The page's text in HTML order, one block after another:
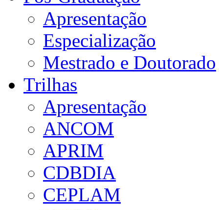
Apresentação
Especialização
Mestrado e Doutorado
Trilhas
Apresentação
ANCOM
APRIM
CDBDIA
CEPLAM